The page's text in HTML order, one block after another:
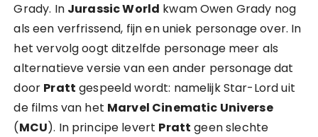
Grady. In Jurassic World kwam Owen Grady nog
als een verfrissend, fijn en uniek personage over. In
het vervolg oogt ditzelfde personage meer als
alternatieve versie van een ander personage dat
door Pratt gespeeld wordt: namelijk Star-Lord uit
de films van het Marvel Cinematic Universe
(MCU). In principe levert Pratt geen slechte